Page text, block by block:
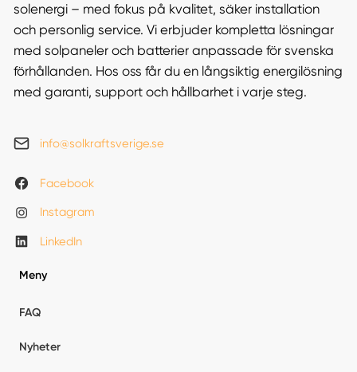
solenergi – med fokus på kvalitet, säker installation
och personlig service. Vi erbjuder kompletta lösningar
med solpaneler och batterier anpassade för svenska
förhållanden. Hos oss får du en långsiktig energilösning
med garanti, support och hållbarhet i varje steg.
info@solkraftsverige.se
Facebook
Instagram
LinkedIn
Meny
FAQ
Nyheter